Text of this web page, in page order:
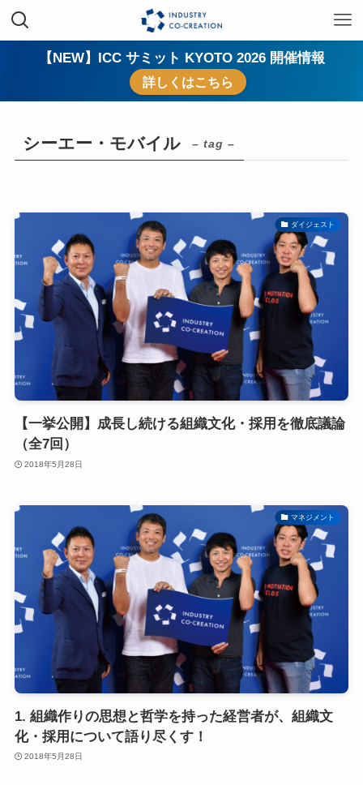
【NEW】ICC サミット KYOTO 2026 開催情報
詳しくはこちら
シーエー・モバイル – tag –
ダイジェスト
【一挙公開】成長し続ける組織文化・採用を徹底議論
（全7回）
2018年5月28日
マネジメント
1. 組織作りの思想と哲学を持った経営者が、組織文
化・採用について語り尽くす！
2018年5月28日